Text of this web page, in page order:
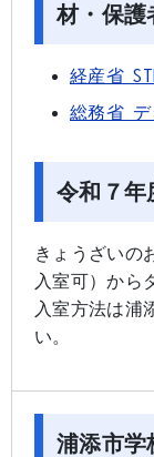
材・保護
経産省
総務省 デ
令和７
きょうざいの
入室可）から
入室方法は浦
い。
浦添市学